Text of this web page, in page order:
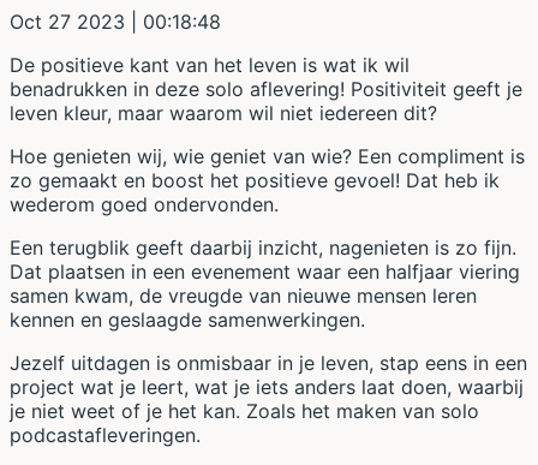
Oct 27 2023 | 00:18:48
De positieve kant van het leven is wat ik wil
benadrukken in deze solo aflevering! Positiviteit geeft je
leven kleur, maar waarom wil niet iedereen dit?
Hoe genieten wij, wie geniet van wie? Een compliment is
zo gemaakt en boost het positieve gevoel! Dat heb ik
wederom goed ondervonden.
Een terugblik geeft daarbij inzicht, nagenieten is zo fijn.
Dat plaatsen in een evenement waar een halfjaar viering
samen kwam, de vreugde van nieuwe mensen leren
kennen en geslaagde samenwerkingen.
Jezelf uitdagen is onmisbaar in je leven, stap eens in een
project wat je leert, wat je iets anders laat doen, waarbij
je niet weet of je het kan. Zoals het maken van solo
podcastafleveringen.